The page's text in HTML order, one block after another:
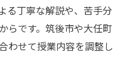
る丁寧な解説や、苦手分
らです。筑後市や大任町
わせて授業内容を調整し